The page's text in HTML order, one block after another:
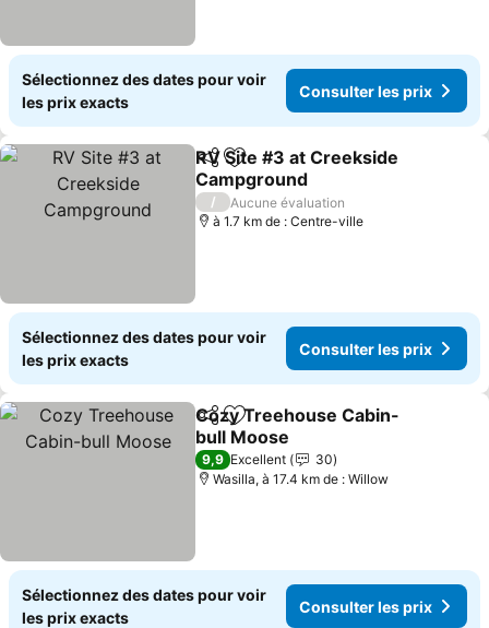
Sélectionnez des dates pour voir
les prix exacts
Consulter les prix
PartagerAjouter à mes favoris
RV Site #3 at Creekside
Campground
/
Aucune évaluation
à 1.7 km de : Centre-ville
Sélectionnez des dates pour voir
les prix exacts
Consulter les prix
PartagerAjouter à mes favoris
Cozy Treehouse Cabin-
bull Moose
9,9 Excellent
30
Wasilla, à 17.4 km de : Willow
Sélectionnez des dates pour voir
les prix exacts
Consulter les prix